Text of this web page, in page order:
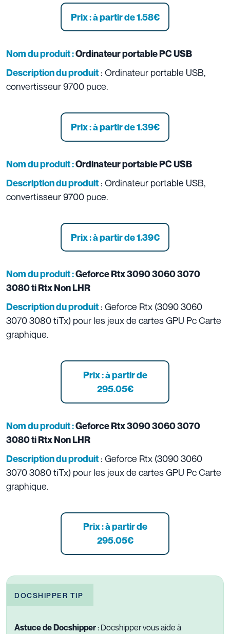
Prix : à partir de 1.58€
Nom du produit :Ordinateur portable PCUSB
Description du produit : Ordinateur portable USB,
convertisseur 9700 puce.
Prix : à partir de 1.39€
Nom du produit :Ordinateur portable PCUSB
Description du produit : Ordinateur portable USB,
convertisseur 9700 puce.
Prix : à partir de 1.39€
Nom du produit :Geforce Rtx 3090 3060 3070
3080 ti Rtx Non LHR
Description du produit : Geforce Rtx (3090 3060
3070 3080 tiTx) pour les jeux de cartes GPU Pc Carte
graphique.
Prix : à partir de
295.05€
Nom du produit :Geforce Rtx 3090 3060 3070
3080 ti Rtx Non LHR
Description du produit : Geforce Rtx (3090 3060
3070 3080 tiTx) pour les jeux de cartes GPU Pc Carte
graphique.
Prix : à partir de
295.05€
DOCSHIPPER TIP
Astuce de Docshipper : Docshipper vous aide à